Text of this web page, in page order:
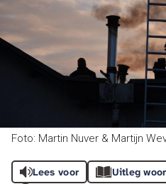
Foto: Martin Nuver & Martijn
Lees voor Uitleg